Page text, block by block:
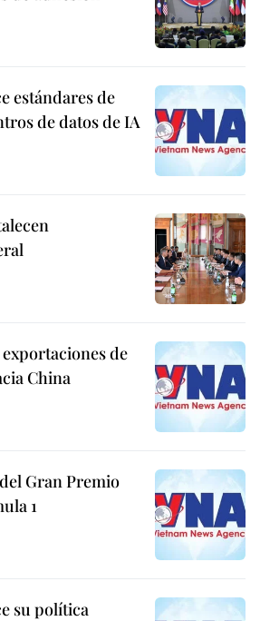
estándares de
de datos de IA
de
China
Gran Premio
1
su política